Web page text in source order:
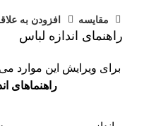
مقايسه افزودن به
راهنمای اندازه لباس
برای ویرایش این موارد می
راهنماهای